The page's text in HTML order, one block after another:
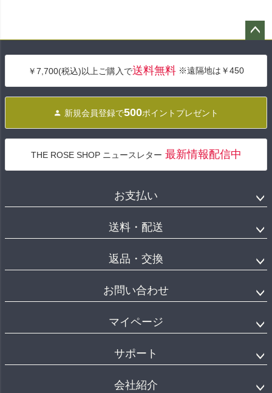
へ
￥7,700(税込)以上ご購入で送料無料 ※遠隔地は￥450
新規会員登録で500ポイントプレゼント
THE ROSE SHOP ニュースレター 最新情報配信中
お支払い
送料・配送
返品・交換
お問い合わせ
マイページ
サポート
会社紹介